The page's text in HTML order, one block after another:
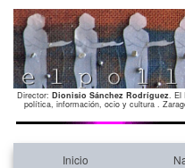
Director: Dionisio Sánchez Rodríguez. El
política, información, ocio y cultura .
Inicio